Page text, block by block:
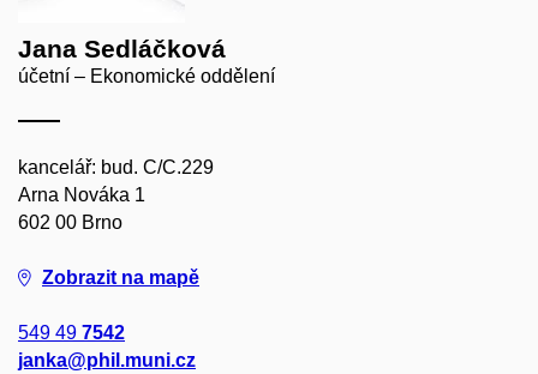
Jana Sedláčková
účetní – Ekonomické oddělení
kancelář: bud. C/C.229
Arna Nováka 1
602 00 Brno
Zobrazit na mapě
549 49 7542
janka@phil.muni.cz